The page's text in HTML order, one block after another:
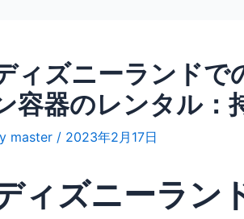
ィズニーランドで
容器のレンタル：
master / 2023年2月17日
ィズニーラン